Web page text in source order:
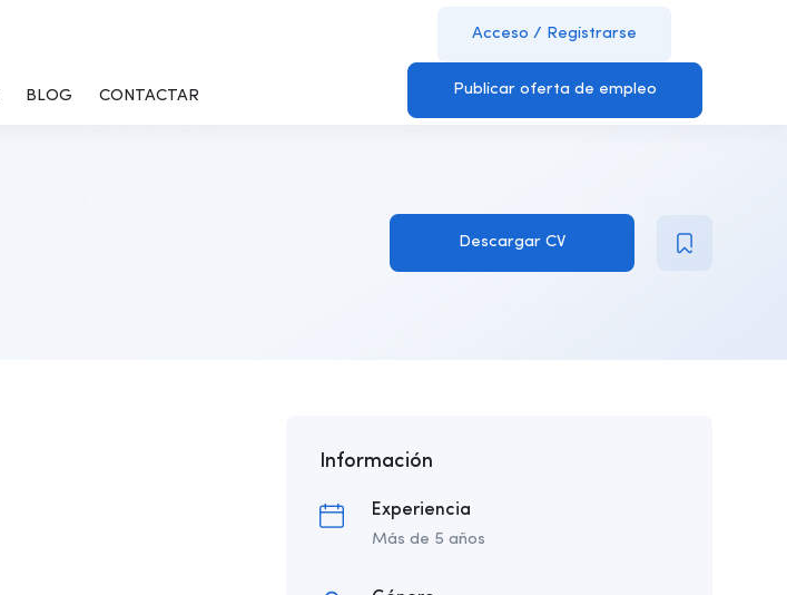
BLOG CONTACTAR
Acceso / Registrarse
Publicar oferta de empleo
Descargar CV
Información
Experiencia
Más de 5 años